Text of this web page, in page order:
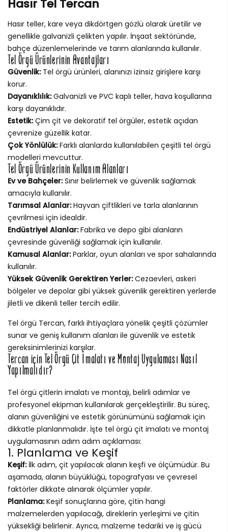
Hasır Tel Tercan
Hasır teller, kare veya dikdörtgen gözlü olarak üretilir ve
genellikle galvanizli çelikten yapılır. İnşaat sektöründe,
bahçe düzenlemelerinde ve tarım alanlarında kullanılır.
Tel Örgü Ürünlerinin Avantajları
Güvenlik:Tel örgü ürünleri, alanınızı izinsiz girişlere karşı
korur.
Dayanıklılık:Galvanizli ve PVC kaplı teller, hava koşullarına
karşı dayanıklıdır.
Estetik:Çim çit ve dekoratif tel örgüler, estetik açıdan
çevrenize güzellik katar.
Çok Yönlülük:Farklı alanlarda kullanılabilen çeşitli tel örgü
modelleri mevcuttur.
Tel Örgü Ürünlerinin Kullanım Alanları
Ev ve Bahçeler:Sınır belirlemek ve güvenlik sağlamak
amacıyla kullanılır.
Tarımsal Alanlar:Hayvan çiftlikleri ve tarla alanlarının
çevrilmesi için idealdir.
Endüstriyel Alanlar:Fabrika ve depo gibi alanların
çevresinde güvenliği sağlamak için kullanılır.
Kamusal Alanlar:Parklar, oyun alanları ve spor sahalarında
kullanılır.
Yüksek Güvenlik Gerektiren Yerler:Cezaevleri, askeri
bölgeler ve depolar gibi yüksek güvenlik gerektiren yerlerde
jiletli ve dikenli teller tercih edilir.
Tel örgü Tercan, farklı ihtiyaçlara yönelik çeşitli çözümler
sunar ve geniş kullanım alanları ile güvenlik ve estetik
gereksinimlerinizi karşılar.
Tercan için Tel Örgü Çit İmalatı ve Montaj Uygulaması Nasıl
Yapılmalıdır?
Tel örgü çitlerin imalatı ve montajı, belirli adımlar ve
profesyonel ekipman kullanılarak gerçekleştirilir. Bu süreç,
alanın güvenliğini ve estetik görünümünü sağlamak için
dikkatle planlanmalıdır. İşte tel örgü çit imalatı ve montaj
uygulamasının adım adım açıklaması:
1. Planlama ve Keşif
Keşif:İlk adım, çit yapılacak alanın keşfi ve ölçümüdür. Bu
aşamada, alanın büyüklüğü, topografyası ve çevresel
faktörler dikkate alınarak ölçümler yapılır.
Planlama:Keşif sonuçlarına göre, çitin hangi
malzemelerden yapılacağı, direklerin yerleşimi ve çitin
yüksekliği belirlenir. Ayrıca, malzeme tedariki ve iş gücü